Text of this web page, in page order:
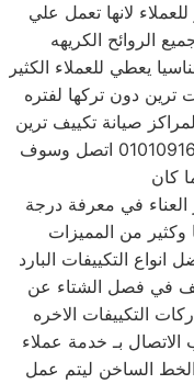
لانها تعمل علي
يعطي للعملاء الكثير
ترين دون تركها لفتره
صيانة تكييف ترين
باهناسيا الخط الساخن المباشر 01010916814 اتصل وسوف
كان
في معرفة درجة
وكثير من المميزات
التكييفات البارد
في فصل الشتاء عن
التكييفات الاخره
بـ خدمة عملاء
الساخن ليتم عمل